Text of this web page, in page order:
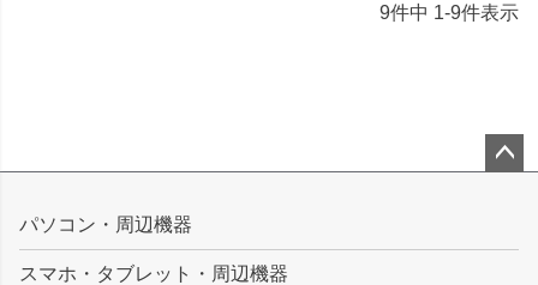
9件中 1-9件表示
ップ
パソコン・周辺機器
スマホ・タブレット・周辺機器